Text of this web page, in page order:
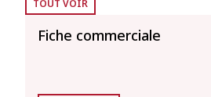
Largeur
TOUT VOIR
Fiche commerciale